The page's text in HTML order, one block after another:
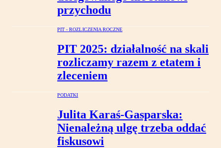
przychodu
PIT - ROZLICZENIA ROCZNE
PIT 2025: działalność na skali
rozliczamy razem z etatem i
zleceniem
PODATKI
Julita Karaś-Gasparska:
Nienależną ulgę trzeba oddać
fiskusowi